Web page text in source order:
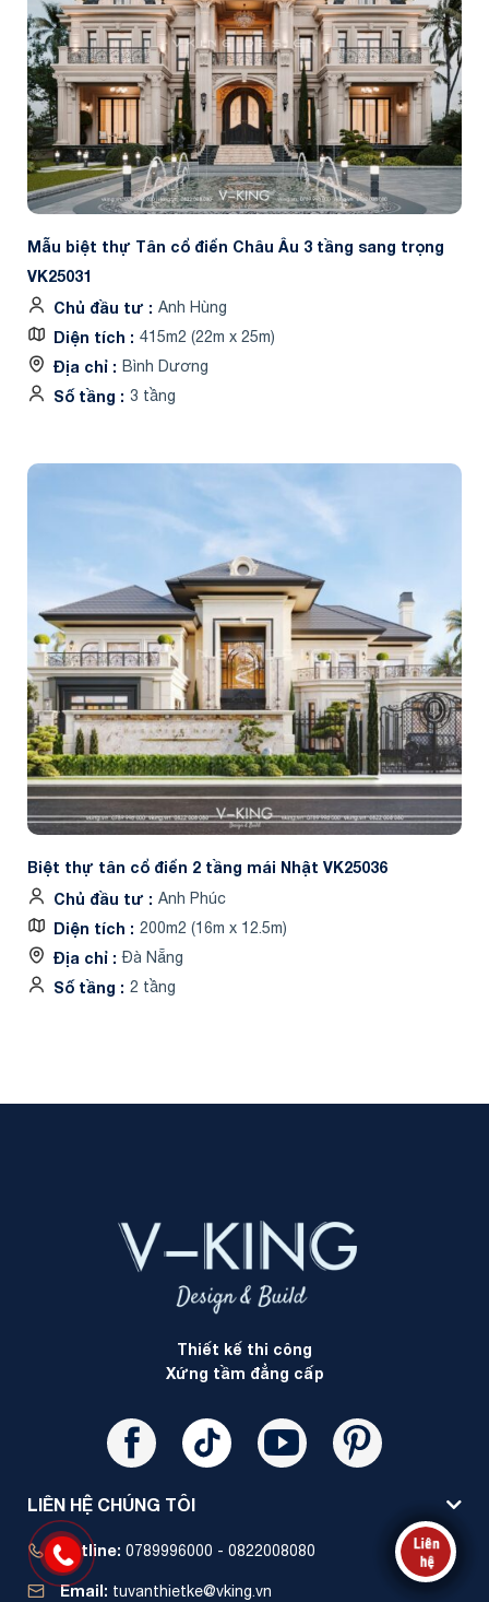
Mẫu biệt thự Tân cổ điển Châu Âu 3 tầng sang trọng
VK25031
Chủ đầu tư
Anh Hùng
Diện tích 415m2 (22m x 25m)
Địa chỉ Bình Dương
Số tầng 3 tầng
Biệt thự tân cổ điển 2 tầng mái Nhật VK25036
Chủ đầu tư
Anh Phúc
Diện tích 200m2 (16m x 12.5m)
Địa chỉ Đà Nẵng
Số tầng 2 tầng
Thiết kế thi công
Xứng tầm đẳng cấp
LIÊN HỆ CHÚNG TÔI
Hotline: 0789996000 - 0822008080
Email: tuvanthietke@vking.vn